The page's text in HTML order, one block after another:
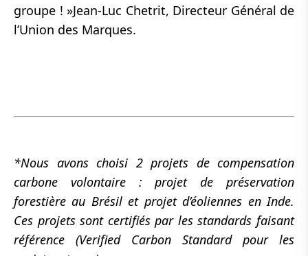
groupe ! »Jean-Luc Chetrit, Directeur Général de
l’Union des Marques.
*Nous avons choisi 2 projets de compensation
carbone volontaire : projet de préservation
forestière au Brésil et projet d’éoliennes en Inde.
Ces projets sont certifiés par les standards faisant
référence (Verified Carbon Standard pour les